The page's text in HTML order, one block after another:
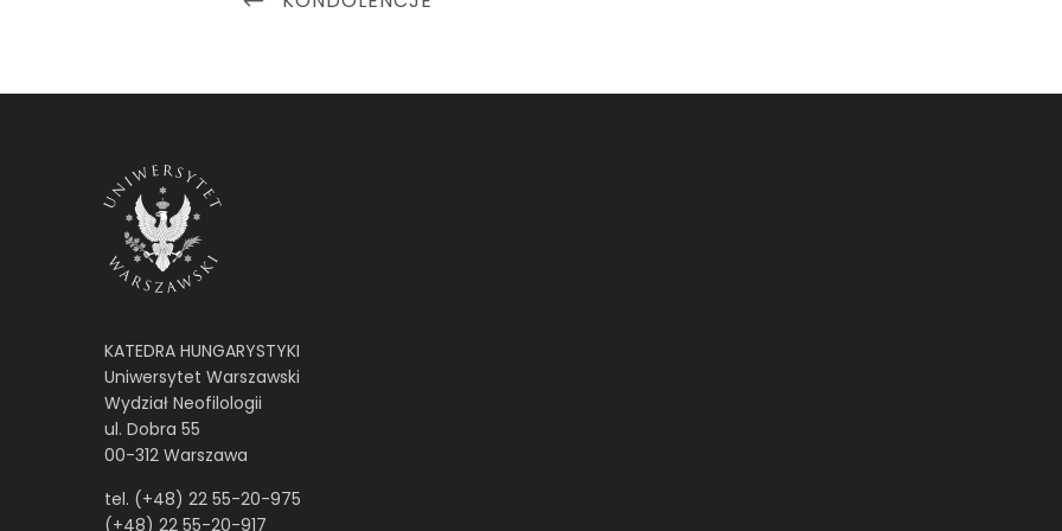
KATEDRA HUNGARYSTYKI
Uniwersytet Warszawski
Wydział Neofilologii
ul. Dobra 55
00-312 Warszawa
tel. (+48) 22 55-20-975
(+48) 22 55-20-917